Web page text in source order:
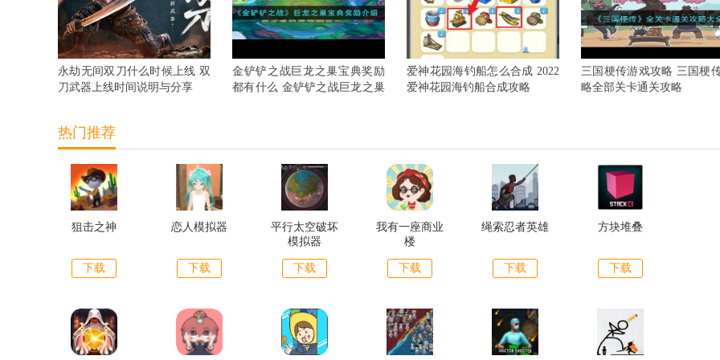
永劫无间双刀什么时候上线 双
刀武器上线时间说明与分享
金铲铲之战巨龙之巢宝典奖励
都有什么 金铲铲之战巨龙之巢
爱神花园海钓船怎么合成 2022
爱神花园海钓船合成攻略
三国梗传游戏攻略 三国梗
略全部关卡通关攻略
热门推荐
狙击之神
下载
恋人模拟器
下载
平行太空破坏
模拟器
下载
我有一座商业
楼
下载
绳索忍者英雄
下载
方块堆叠
下载